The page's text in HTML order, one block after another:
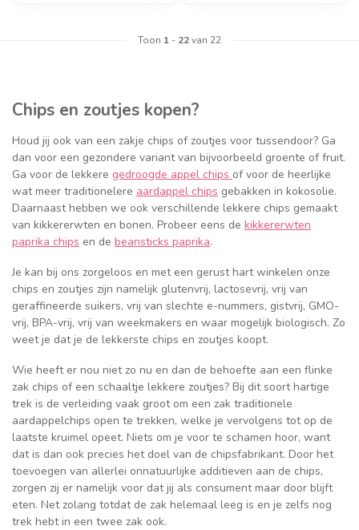
Toon 1 - 22van 22
Chips en zoutjes kopen?
Houd jij ook van een zakje chips of zoutjes voor tussendoor? Ga
dan voor een gezondere variant van bijvoorbeeld groente of fruit.
Ga voor de lekkere gedroogde appel chips of voor de heerlijke
wat meer traditionelere aardappel chips gebakken in kokosolie.
Daarnaast hebben we ook verschillende lekkere chips gemaakt
van kikkererwten en bonen. Probeer eens de kikkererwten
paprika chips en de beansticks paprika.
Je kan bij ons zorgeloos en met een gerust hart winkelen onze
chips en zoutjes zijn namelijk glutenvrij, lactosevrij, vrij van
geraffineerde suikers, vrij van slechte e-nummers, gistvrij, GMO-
vrij, BPA-vrij, vrij van weekmakers en waar mogelijk biologisch. Zo
weet je dat je de lekkerste chips en zoutjes koopt.
Wie heeft er nou niet zo nu en dan de behoefte aan een flinke
zak chips of een schaaltje lekkere zoutjes? Bij dit soort hartige
trek is de verleiding vaak groot om een zak traditionele
aardappelchips open te trekken, welke je vervolgens tot op de
laatste kruimel opeet. Niets om je voor te schamen hoor, want
dat is dan ook precies het doel van de chipsfabrikant. Door het
toevoegen van allerlei onnatuurlijke additieven aan de chips,
zorgen zij er namelijk voor dat jij als consument maar door blijft
eten. Net zolang totdat de zak helemaal leeg is en je zelfs nog
trek hebt in een twee zak ook.